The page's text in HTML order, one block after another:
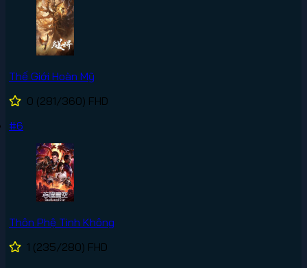
Thế Giới Hoàn Mỹ
0 (281/360) FHD
#6
Thôn Phệ Tinh Không
1 (235/280) FHD